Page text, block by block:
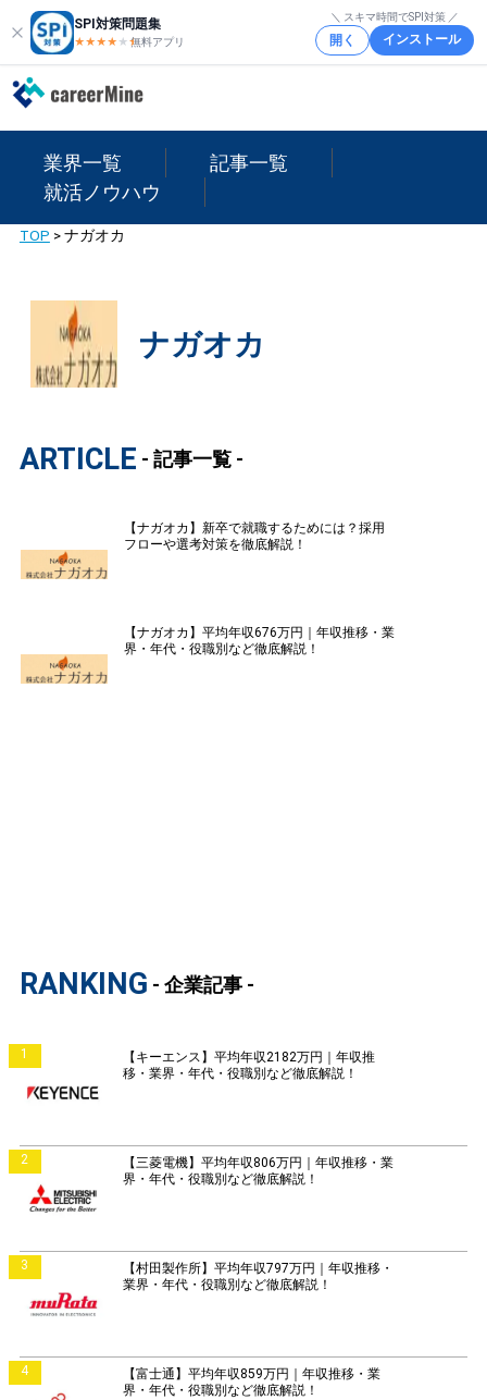
SPI対策問題集
★★★★ ★★
無料アプリ
＼ スキマ時間でSPI対策 ／
開く インストール
業界一覧
記事一覧
就活ノウハウ
TOP >ナガオカ
ナガオカ
ARTICLE - 記事一覧 -
【ナガオカ】新卒で就職するためには？採用
フローや選考対策を徹底解説！
【ナガオカ】平均年収676万円｜年収推移・業
界・年代・役職別など徹底解説！
RANKING - 企業記事 -
1
【キーエンス】平均年収2182万円｜年収推
移・業界・年代・役職別など徹底解説！
2
【三菱電機】平均年収806万円｜年収推移・業
界・年代・役職別など徹底解説！
3
【村田製作所】平均年収797万円｜年収推移・
業界・年代・役職別など徹底解説！
4
【富士通】平均年収859万円｜年収推移・業
界・年代・役職別など徹底解説！